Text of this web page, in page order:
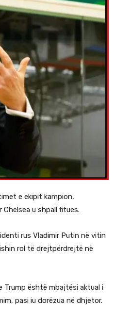
e ekipit kampion,
u shpall fitues.
rus Vladimir Putin në vitin
rol të drejtpërdrejtë në
është mbajtësi aktual i
pasi iu dorëzua në dhjetor.